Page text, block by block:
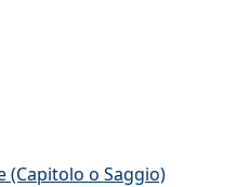
(Capitolo o Saggio)